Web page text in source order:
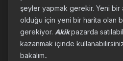
şeyler yapmak gerekir. Yeni bir
olduğu için yeni bir harita olan
gerekiyor. Akikpazarda
kazanmak içinde
bakalım..